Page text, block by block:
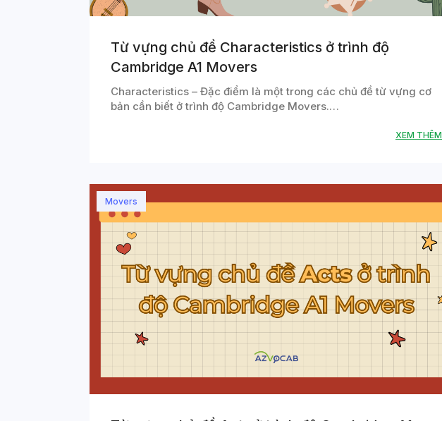
Từ vựng chủ đề Characteristics ở trình độ
Cambridge A1 Movers
Characteristics – Đặc điểm là một trong các chủ đề từ vựng cơ
bản cần biết ở trình độ Cambridge Movers.…
XEM THÊM
Movers